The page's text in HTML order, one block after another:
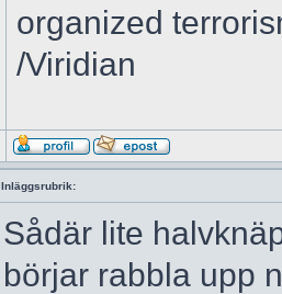
organized
/Viridian
Inläggsrubrik:
Sådär lite
börjar rabbla upp